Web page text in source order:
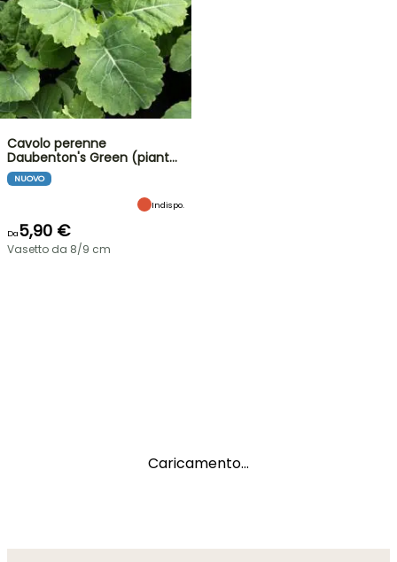
Cavolo perenne
Daubenton's Green (piant…
NUOVO
Indispo.
Da5,90 €
Vasetto da 8/9 cm
Caricamento...